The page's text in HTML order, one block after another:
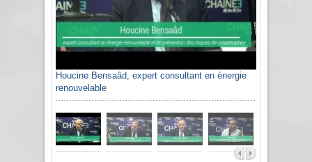
Houcine Bensaâd, expert consultant en énergie
renouvelable